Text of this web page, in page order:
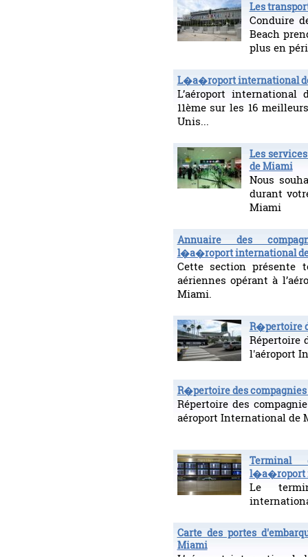
Les
Conduire
Beach
plus en
L�a�roport international
L’aéroport
11ème sur les 16
Unis...
Les
de Miami
Nous
durant
Miami
Annuaire des
l�a�roport international
Cette section présente
aériennes opérant à
Miami.
R�pertoire
Répertoire
l'aéroport
R�pertoire des
Répertoire des
aéroport International de
l�a�roport
Le
Carte des portes
Miami